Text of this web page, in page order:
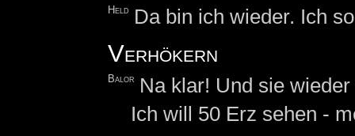
Held Da bin ich wieder. Ich
Verhökern
Balor
Na klar! Und sie
Ich will 50 Erz sehen -